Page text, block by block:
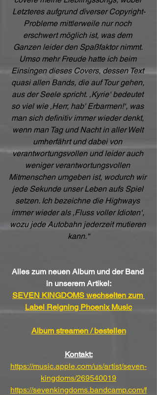
Letzteres aufgrund diverser Copyright-
Probleme mittlerweile nur noch
erschwert möglich ist, was dem
Ganzen leider den Spaßfaktor nimmt.
Umso mehr Freude hatte ich beim
Einsingen dieses Covers, dessen Text
quasi allen Bands, die auf Tour gehen,
aus der Seele spricht. ‚Kyrie‘ bedeutet
so viel wie ‚Herr, hab' Erbarmen!‘, was
man sich definitiv immer wieder denkt,
wenn man Tag und Nacht in aller Welt
umherfährt und dabei von
verantwortungsvollen und leider auch
weniger verantwortungsvollen
Mitmenschen umgeben ist, wodurch wir
jede Sekunde unser Leben aufs Spiel
setzen. Ich bezeichne die Highways
immer wieder als ‚Fluss voller Idioten‘,
wozu jede Autobahn jederzeit mutieren
kann.“
Alles zum neuen Album und der Band
in unserem Artikel:
SEVEN KINGDOMS wechselten zum
Label Reigning Phoenix Music
Album streamen / bestellen
Kontakt:
https://music.apple.com/us/artist/seven-
kingdoms/269540019
https://sevenkingdoms.bandcamp.com/f